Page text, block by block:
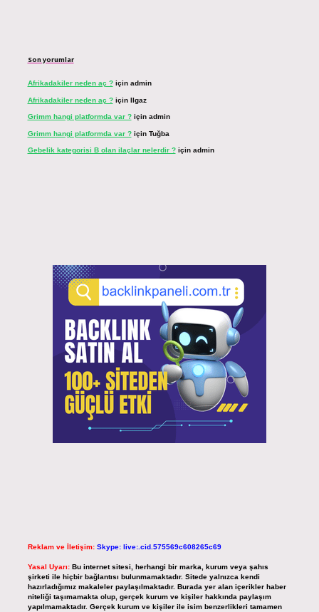
Son yorumlar
Afrikadakiler neden aç ?için admin
Afrikadakiler neden aç ?için Ilgaz
Grimm hangi platformda var ?için admin
Grimm hangi platformda var ?için Tuğba
Gebelik kategorisi B olan ilaçlar nelerdir ?için admin
Reklam ve İletişim: Skype: live:.cid.575569c608265c69
Yasal Uyarı: Bu internet sitesi, herhangi bir marka, kurum veya şahıs
şirketi ile hiçbir bağlantısı bulunmamaktadır. Sitede yalnızca kendi
hazırladığımız makaleler paylaşılmaktadır. Burada yer alan içerikler haber
niteliği taşımamakta olup, gerçek kurum ve kişiler hakkında paylaşım
yapılmamaktadır. Gerçek kurum ve kişiler ile isim benzerlikleri tamamen